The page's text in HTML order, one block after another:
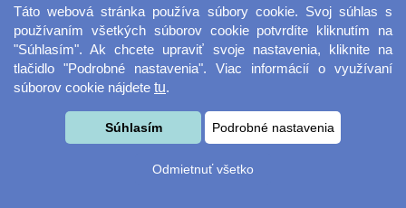
Velkoformátová
fotografie
Desiatový box
Táto webová stránka používa súbory cookie. Svoj súhlas s
používaním všetkých súborov cookie potvrdíte kliknutím na
"Súhlasím". Ak chcete upraviť svoje nastavenia, kliknite na
tlačidlo "Podrobné nastavenia". Viac informácií o využívaní
súborov cookie nájdete tu.
Súhlasím Podrobné nastavenia
Odmietnuť všetko